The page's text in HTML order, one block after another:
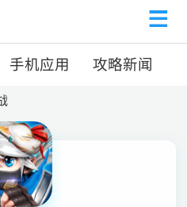
手机应用 攻略新闻